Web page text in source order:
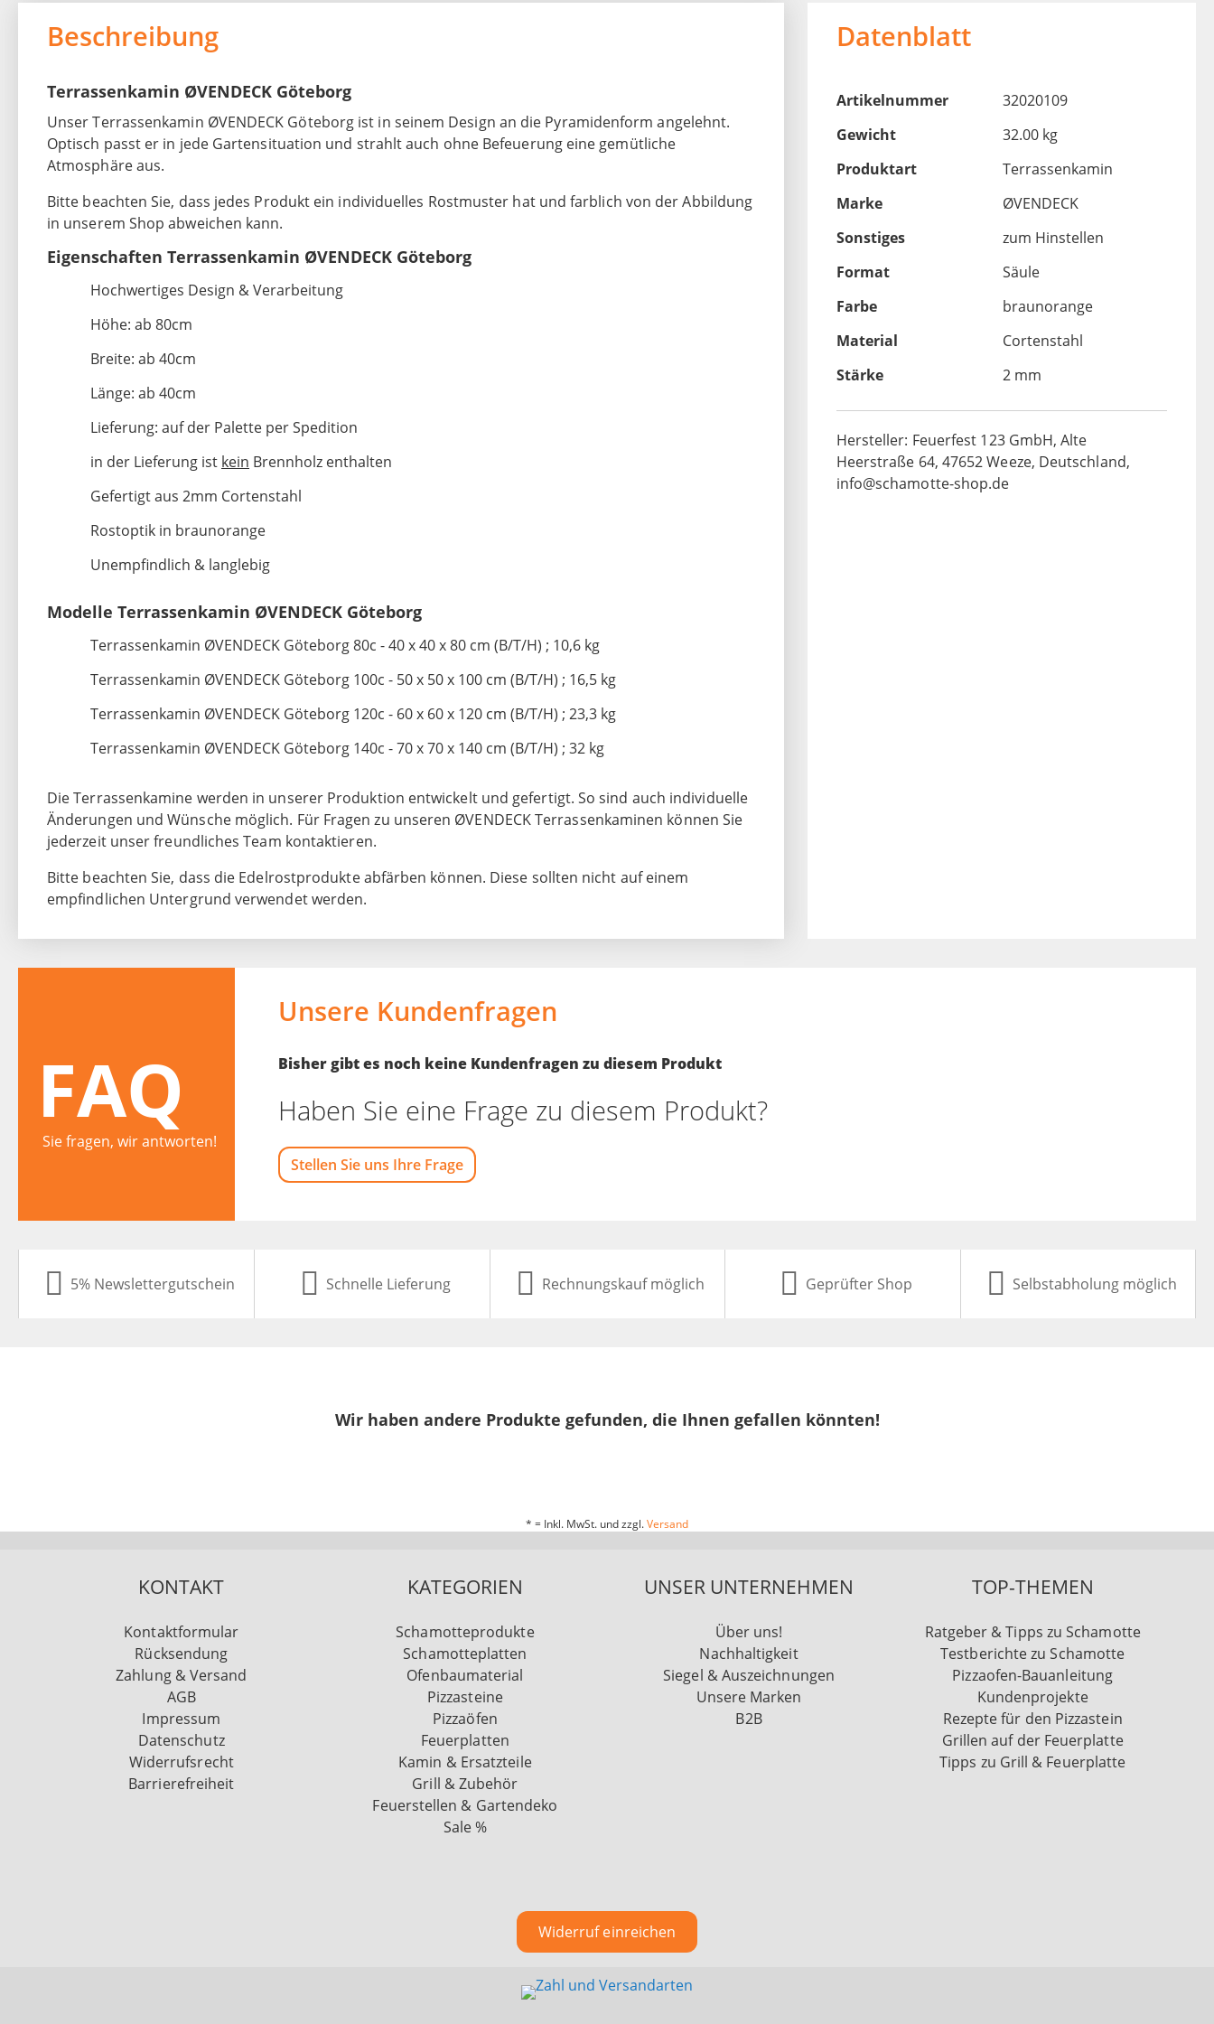
Beschreibung
Terrassenkamin ØVENDECK Göteborg
Unser Terrassenkamin ØVENDECK Göteborg ist in seinem Design an die Pyramidenform angelehnt.
Optisch passt er in jede Gartensituation und strahlt auch ohne Befeuerung eine gemütliche
Atmosphäre aus.
Bitte beachten Sie, dass jedes Produkt ein individuelles Rostmuster hat und farblich von der Abbildung
in unserem Shop abweichen kann.
Eigenschaften Terrassenkamin ØVENDECK Göteborg
Hochwertiges Design & Verarbeitung
Höhe: ab 80cm
Breite: ab 40cm
Länge: ab 40cm
Lieferung: auf der Palette per Spedition
in der Lieferung ist kein Brennholz enthalten
Gefertigt aus 2mm Cortenstahl
Rostoptik in braunorange
Unempfindlich & langlebig
Modelle Terrassenkamin ØVENDECK Göteborg
Terrassenkamin ØVENDECK Göteborg 80c - 40 x 40 x 80 cm (B/T/H) ; 10,6 kg
Terrassenkamin ØVENDECK Göteborg 100c - 50 x 50 x 100 cm (B/T/H) ; 16,5 kg
Terrassenkamin ØVENDECK Göteborg 120c - 60 x 60 x 120 cm (B/T/H) ; 23,3 kg
Terrassenkamin ØVENDECK Göteborg 140c - 70 x 70 x 140 cm (B/T/H) ; 32 kg
Die Terrassenkamine werden in unserer Produktion entwickelt und gefertigt. So sind auch individuelle
Änderungen und Wünsche möglich. Für Fragen zu unseren ØVENDECK Terrassenkaminen können Sie
jederzeit unser freundliches Team kontaktieren.
Bitte beachten Sie, dass die Edelrostprodukte abfärben können. Diese sollten nicht auf einem
empfindlichen Untergrund verwendet werden.
Datenblatt
Artikelnummer
32020109
Gewicht
32.00 kg
Produktart
Terrassenkamin
Marke
ØVENDECK
Sonstiges
zum Hinstellen
Format
Säule
Farbe
braunorange
Material
Cortenstahl
Stärke
2 mm
Hersteller: Feuerfest 123 GmbH, Alte
Heerstraße 64, 47652 Weeze, Deutschland,
info@schamotte-shop.de
FAQ
Sie fragen, wir antworten!
Unsere Kundenfragen
Bisher gibt es noch keine Kundenfragen zu diesem Produkt
Haben Sie eine Frage zu diesem Produkt?
Stellen Sie uns Ihre Frage
5% Newslettergutschein Schnelle Lieferung Rechnungskauf möglich Geprüfter Shop Selbstabholung möglich
Wir haben andere Produkte gefunden, die Ihnen gefallen könnten!
* = Inkl. MwSt. und zzgl.Versand
KONTAKT
Kontaktformular
Rücksendung
Zahlung & Versand
AGB
Impressum
Datenschutz
Widerrufsrecht
Barrierefreiheit
KATEGORIEN
Schamotteprodukte
Schamotteplatten
Ofenbaumaterial
Pizzasteine
Pizzaöfen
Feuerplatten
Kamin & Ersatzteile
Grill & Zubehör
Feuerstellen & Gartendeko
Sale %
UNSER UNTERNEHMEN
Über uns!
Nachhaltigkeit
Siegel & Auszeichnungen
Unsere Marken
B2B
TOP-THEMEN
Ratgeber & Tipps zu Schamotte
Testberichte zu Schamotte
Pizzaofen-Bauanleitung
Kundenprojekte
Rezepte für den Pizzastein
Grillen auf der Feuerplatte
Tipps zu Grill & Feuerplatte
Widerruf einreichen